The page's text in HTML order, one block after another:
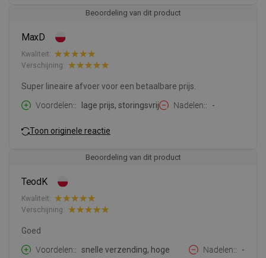
Beoordeling van dit product
MaxD
Kwaliteit:
Verschijning:
Super lineaire afvoer voor een betaalbare prijs.
Voordelen:
lage prijs, storingsvrij Nadelen: -
Toon originele reactie
Beoordeling van dit product
TeodK
Kwaliteit:
Verschijning:
Goed
Voordelen:
snelle verzending, hoge
Nadelen: -